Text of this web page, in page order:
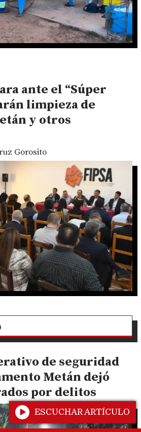
ante el “Súper
limpieza de
y otros
Gorosito
de seguridad
Metán dejó
por delitos
ESCUCHAR ARTÍCULO